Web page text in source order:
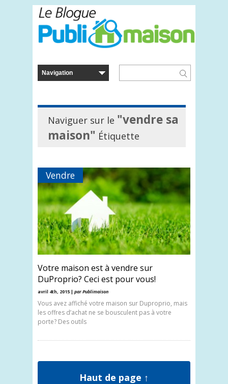
Naviguer sur le "vendre sa
maison" Étiquette
Vendre
Votre maison est à vendre sur
DuProprio? Ceci est pour vous!
avril 4th, 2015 | par Publimaison
Vous avez affiché votre maison sur Duproprio, mais
les offres d’achat ne se bousculent pas à votre
porte? Des outils
Haut de page ↑